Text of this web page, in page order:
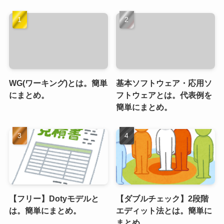
WG(ワーキング)とは。簡単
にまとめ。
基本ソフトウェア・応用ソ
フトウェアとは。代表例を
簡単にまとめ。
【フリー】Dotyモデルと
は。簡単にまとめ。
【ダブルチェック】2段階
エディット法とは。簡単に